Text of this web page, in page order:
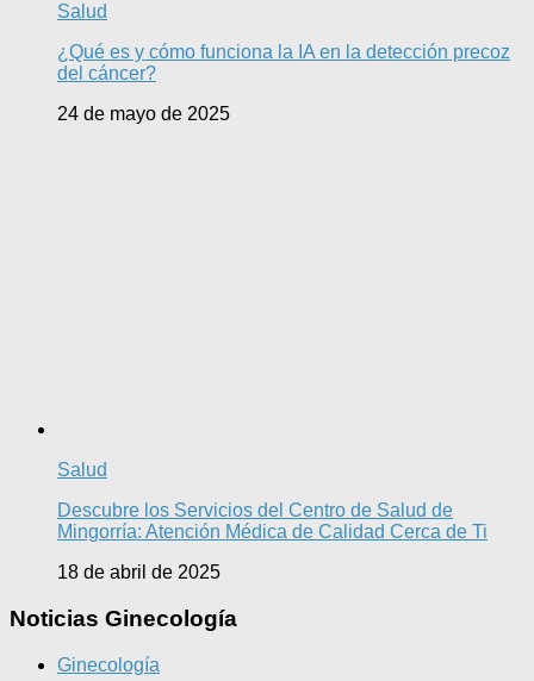
Salud
¿Qué es y cómo funciona la IA en la detección precoz
del cáncer?
24 de mayo de 2025
Salud
Descubre los Servicios del Centro de Salud de
Mingorría: Atención Médica de Calidad Cerca de Ti
18 de abril de 2025
Noticias Ginecología
Ginecología